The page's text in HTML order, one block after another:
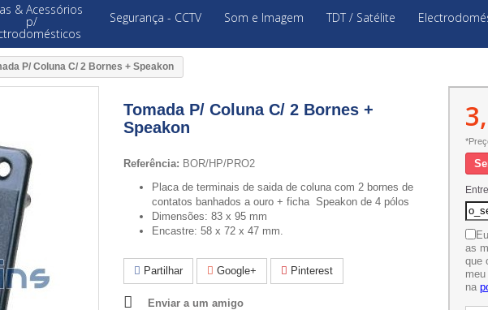
& Acessórios
p/ Segurança - CCTV Som e Imagem TDT / Satélite
P/ Coluna C/ 2 Bornes + Speakon
Tomada P/ Coluna C/ 2 Bornes +
Speakon
Referência: BOR/HP/PRO2
Placa de terminais de saida de coluna com 2 bornes de
contatos banhados a ouro + ficha Speakon de 4 pólos
Dimensões: 83 x 95 mm
Encastre: 58 x 72 x 47 mm.
Partilhar Google+ Pinterest
Enviar a um amigo
as
que
na